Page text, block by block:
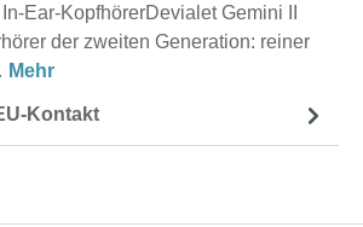
Ear-KopfhörerDevialet Gemini II
der zweiten Generation: reiner
Mehr
Kontakt